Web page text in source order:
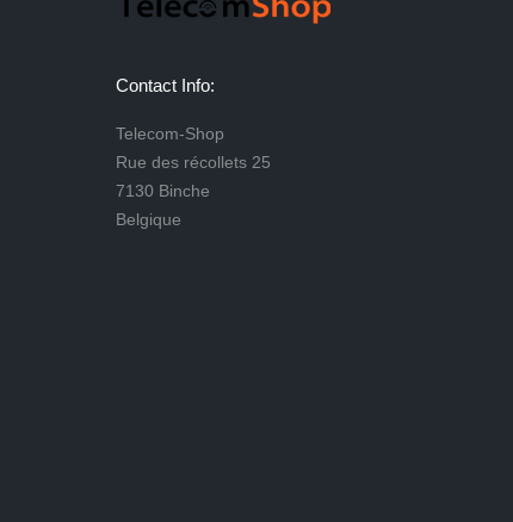
Contact Info:
Telecom-Shop
Rue des récollets 25
7130 Binche
Belgique